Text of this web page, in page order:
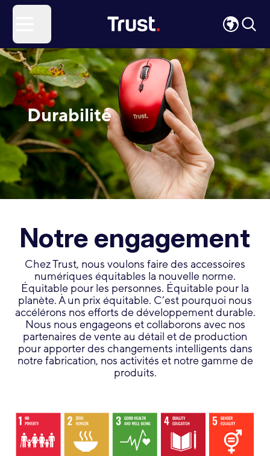
Durabilité
Notre engagement
Chez Trust, nous voulons faire des accessoires
numériques équitables la nouvelle norme.
Équitable pour les personnes. Équitable pour la
planète. À un prix équitable. C’est pourquoi nous
accélérons nos efforts de développement durable.
Nous nous engageons et collaborons avec nos
partenaires de vente au détail et de production
pour apporter des changements intelligents dans
notre fabrication, nos activités et notre gamme de
produits.